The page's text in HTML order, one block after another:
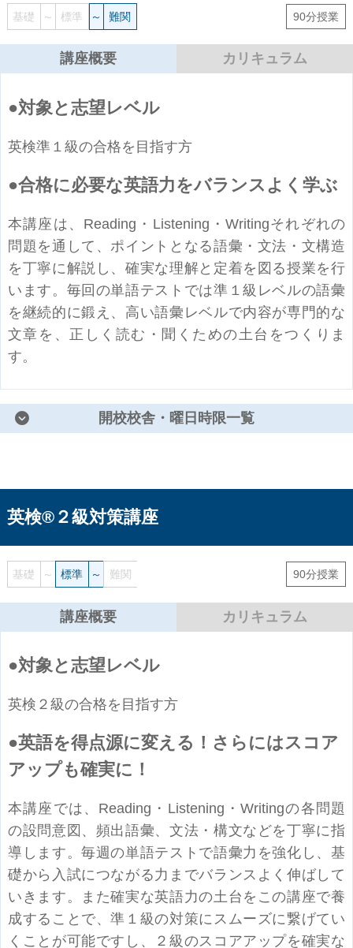
90分授業
基礎 ～ 標準 ～ 難関
開校校舎・曜日時限一覧
講座概要 カリキュラム
対象と志望レベル
英検準１級の合格を目指す方
合格に必要な英語力をバランスよく学ぶ
本講座は、Reading・Listening・Writingそれぞれの
問題を通して、ポイントとなる語彙・文法・文構造
を丁寧に解説し、確実な理解と定着を図る授業を行
います。毎回の単語テストでは準１級レベルの語彙
を継続的に鍛え、高い語彙レベルで内容が専門的な
文章を、正しく読む・聞くための土台をつくりま
す。
英検®２級対策講座
90分授業
基礎 ～ 標準 ～ 難関
講座概要 カリキュラム
対象と志望レベル
英検２級の合格を目指す方
英語を得点源に変える！さらにはスコア
アップも確実に！
本講座では、Reading・Listening・Writingの各問題
の設問意図、頻出語彙、文法・構文などを丁寧に指
導します。毎週の単語テストで語彙力を強化し、基
礎から入試につながる力までバランスよく伸ばして
いきます。また確実な英語力の土台をこの講座で養
成することで、準１級の対策にスムーズに繋げてい
くことが可能ですし、２級のスコアアップを確実な